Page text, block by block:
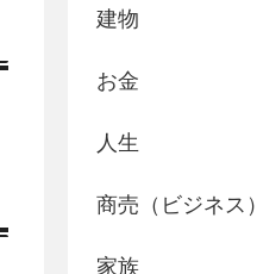
建物
お金
人生
商売（ビジネス）
家族